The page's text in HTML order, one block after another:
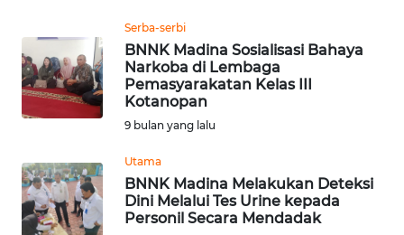
Serba-serbi
BNNK Madina Sosialisasi Bahaya
Narkoba di Lembaga
Pemasyarakatan Kelas III
Kotanopan
9 bulan yang lalu
Utama
BNNK Madina Melakukan Deteksi
Dini Melalui Tes Urine kepada
Personil Secara Mendadak
WN
BENGKULU
LAMPUNG
WN